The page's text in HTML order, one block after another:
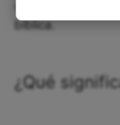
bíblica.
¿Qué